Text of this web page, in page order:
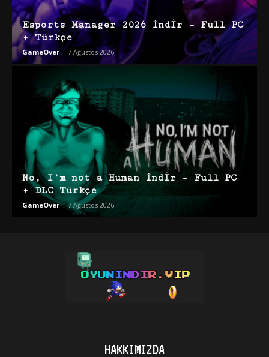
Esports Manager 2026 İndir – Full PC
+ Türkçe
GameOver - 7 Ağustos 2026
No, I’m not a Human İndir – Full PC
+ DLC Türkçe
GameOver - 7 Ağustos 2026
HAKKIMIZDA